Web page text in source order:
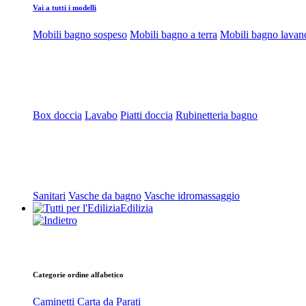
Vai a tutti i modelli
Mobili bagno sospeso Mobili bagno a terra Mobili bagno
Box doccia Lavabo Piatti doccia Rubinetteria bagno
Sanitari Vasche da bagno Vasche idromassaggio
Edilizia
Categorie ordine alfabetico
Caminetti Carta da Parati